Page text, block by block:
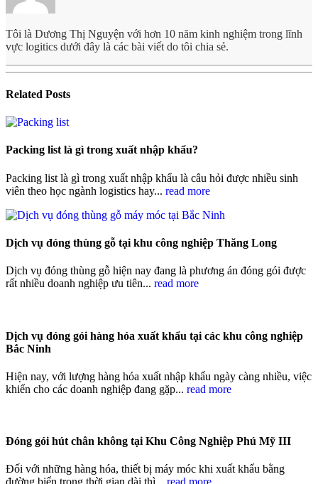
Tôi là Dương Thị Nguyện với hơn 10 năm kinh nghiệm trong lĩnh
vực logitics dưới đây là các bài viết do tôi chia sẻ.
Related Posts
Packing list là gì trong xuất nhập khẩu?
Packing list là gì trong xuất nhập khẩu là câu hỏi được nhiều sinh
viên theo học ngành logistics hay... read more
Dịch vụ đóng thùng gỗ tại khu công nghiệp Thăng Long
Dịch vụ đóng thùng gỗ hiện nay đang là phương án đóng gói được
rất nhiều doanh nghiệp ưu tiên... read more
Dịch vụ đóng gói hàng hóa xuất khẩu tại các khu công nghiệp
Bắc Ninh
Hiện nay, với lượng hàng hóa xuất nhập khẩu ngày càng nhiều, việc
khiến cho các doanh nghiệp đang gặp... read more
Đóng gói hút chân không tại Khu Công Nghiệp Phú Mỹ III
Đối với những hàng hóa, thiết bị máy móc khi xuất khẩu bằng